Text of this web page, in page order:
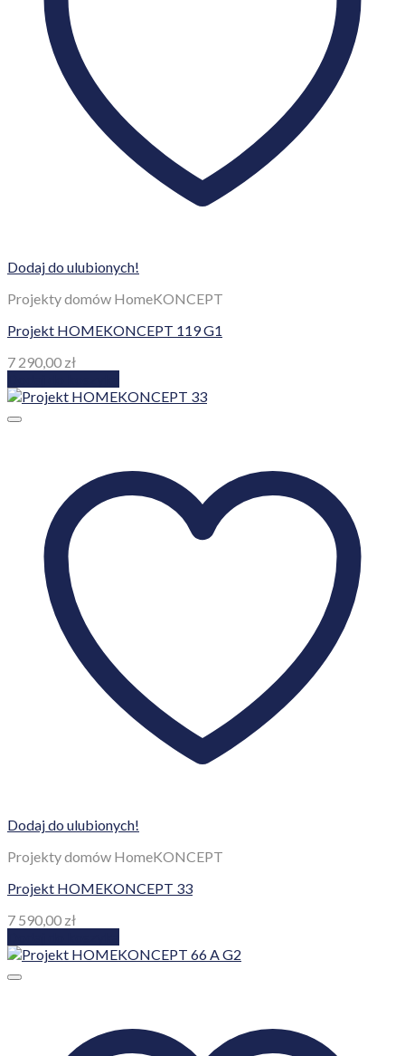
Dodaj do ulubionych!
Projekty domów HomeKONCEPT
Projekt HOMEKONCEPT 119 G1
7 290,00 zł
Dodaj do ulubionych!
Projekty domów HomeKONCEPT
Projekt HOMEKONCEPT 33
7 590,00 zł